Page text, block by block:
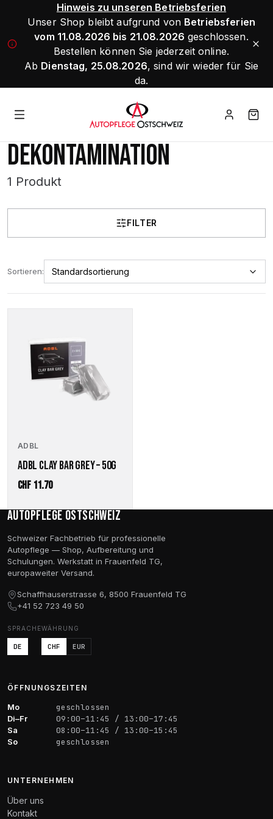
Hinweis zu unseren Betriebsferien
Unser Shop bleibt aufgrund von Betriebsferien
vom 11.08.2026 bis 21.08.2026 geschlossen.
Bestellen können Sie jederzeit online.
Ab Dienstag, 25.08.2026, sind wir wieder für Sie
da.
DEKONTAMINATION
1 Produkt
FILTER
Sortieren:
ADBL
ADBL CLAY BAR GREY – 50G
CHF 11.70
Autopflege Ostschweiz
Schweizer Fachbetrieb für professionelle
Autopflege — Shop, Aufbereitung und
Schulungen. Werkstatt in Frauenfeld TG,
europaweiter Versand.
Schaffhauserstrasse 6, 8500 Frauenfeld TG
+41 52 723 49 50
SPRACHE
DE
WÄHRUNG
CHF EUR
ÖFFNUNGSZEITEN
Mo geschlossen
Di–Fr 09:00–11:45 / 13:00–17:45
Sa 08:00–11:45 / 13:00–15:45
So geschlossen
UNTERNEHMEN
Über uns
Kontakt